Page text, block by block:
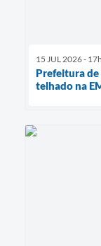
15 JUL 2026 -
Prefeitura
telhado na